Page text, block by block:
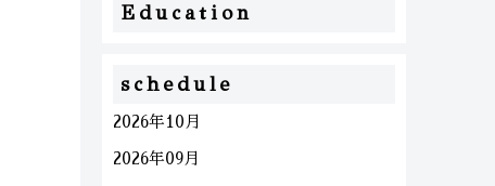
Education
schedule
2026年10月
2026年09月